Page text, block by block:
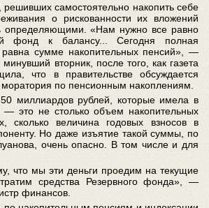
решивших самостоятельно накопить себе
о рискованности их вложений
определяющими. «Нам нужно все равно
фонд к балансу... Сегодня полная
равна сумме накопительных пенсий», —
вторник, после того, как газета
что в правительстве обсуждается
моратория по пенсионным накоплениям.
миллиардов рублей, которые имела в
— это не столько объем накопительных
сколько величина годовых взносов в
Но даже изъятие такой суммы, по
очень опасно. В том числе и для
что мы эти деньги проедим на текущие
средства Резервного фонда», —
финансов.